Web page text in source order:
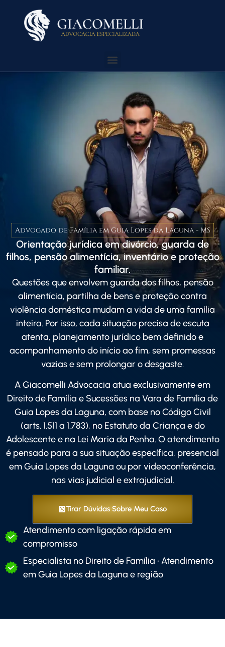
Advogado de Família em Guia Lopes da Laguna - MS
Orientação jurídica em divórcio, guarda de
filhos, pensão alimentícia, inventário e proteção
familiar.
Questões que envolvem guarda dos filhos, pensão
alimentícia, partilha de bens e proteção contra
violência doméstica mudam a vida de uma família
inteira. Por isso, cada situação precisa de escuta
atenta, planejamento jurídico bem definido e
acompanhamento do início ao fim, sem promessas
vazias e sem prolongar o desgaste.
A Giacomelli Advocacia atua exclusivamente em
Direito de Família e Sucessões na Vara de Família de
Guia Lopes da Laguna, com base no Código Civil
(arts. 1.511 a 1.783), no Estatuto da Criança e do
Adolescente e na Lei Maria da Penha. O atendimento
é pensado para a sua situação específica, presencial
em Guia Lopes da Laguna ou por videoconferência,
nas vias judicial e extrajudicial.
Tirar Dúvidas Sobre Meu Caso
Atendimento com ligação rápida em
compromisso
Especialista no Direito de Família • Atendimento
em Guia Lopes da Laguna e região